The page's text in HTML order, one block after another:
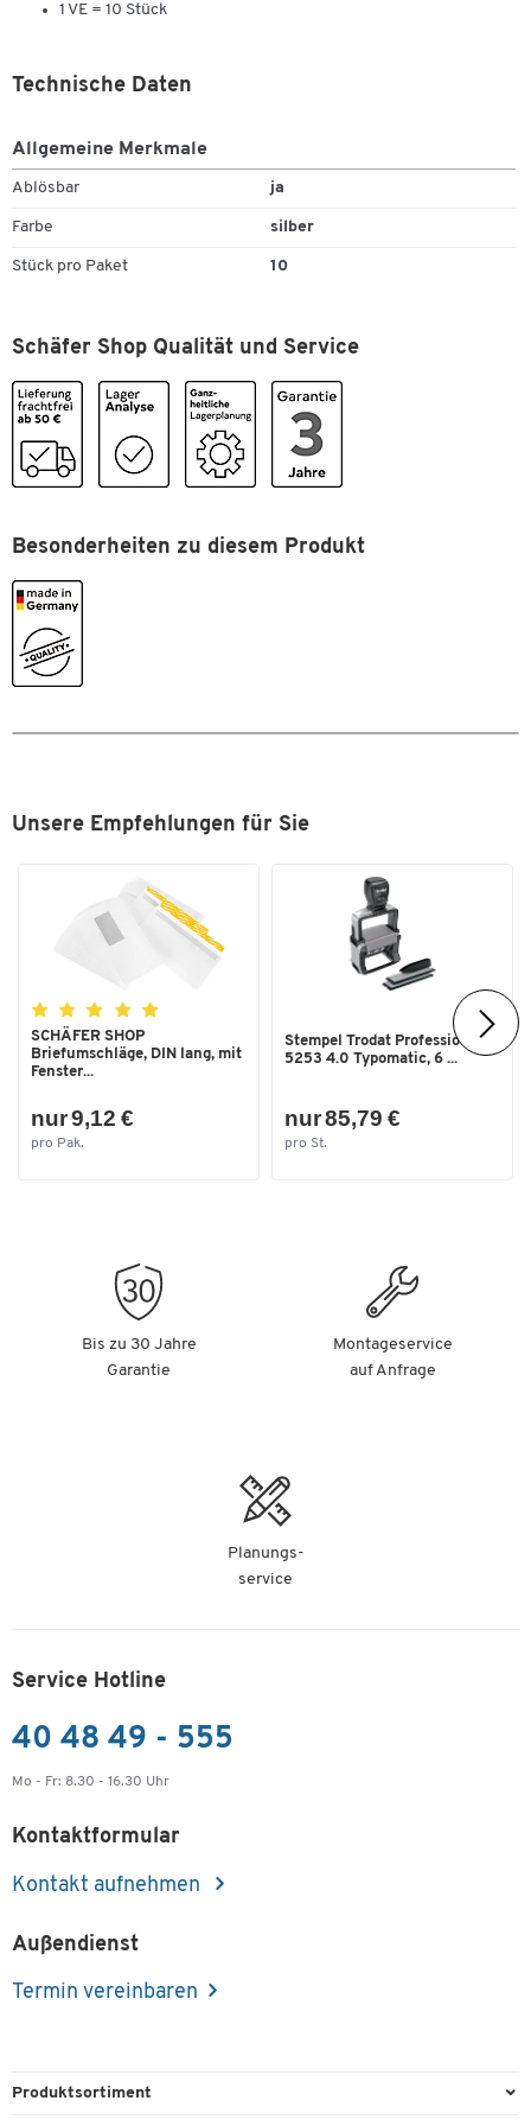
1 VE = 10 Stück
Technische Daten
Allgemeine Merkmale
Ablösbar ja
Farbe silber
Stück pro Paket 10
Schäfer Shop Qualität und Service
Besonderheiten zu diesem Produkt
Unsere Empfehlungen für Sie
SCHÄFER SHOP
Briefumschläge, DIN lang, mit
Fenster...
nur 9,12 €
pro Pak.
Stempel Trodat Professional
5253 4.0 Typomatic, 6 ...
nur 85,79 €
pro St.
Zum Zoomen doppeltippen
Bis zu 30 Jahre
Garantie
Montageservice
auf Anfrage
Planungs-
service
Service Hotline
40 48 49 - 555
Mo - Fr: 8.30 - 16.30 Uhr
Kontaktformular
Kontakt aufnehmen
Außendienst
Termin vereinbaren
Produktsortiment